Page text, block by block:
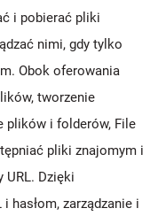
i pobierać pliki
nimi, gdy tylko
Obok oferowania
tworzenie
plików i folderów, File
pliki znajomym i
URL. Dzięki
hasłom, zarządzanie i